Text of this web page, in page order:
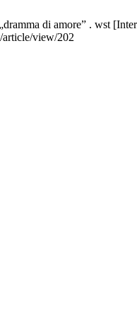
di amore” . wst
article/view/202